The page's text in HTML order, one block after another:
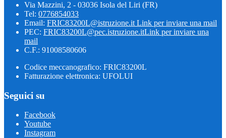
Via Mazzini, 2 - 03036 Isola del Liri (FR)
Tel: 0776854033
Email: FRIC83200L@istruzione.it Link per inviare una mail
PEC: FRIC83200L@pec.istruzione.itLink per inviare una
mail
C.F.: 91008580606
Codice meccanografico: FRIC83200L
Fatturazione elettronica: UFOLUI
Seguici su
Facebook
Youtube
Instagram